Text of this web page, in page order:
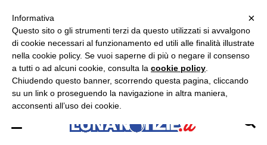
ASCOLTA RADIO LUNA
×
×
Informativa
Questo sito o gli strumenti terzi da questo utilizzati si avvalgono
di cookie necessari al funzionamento ed utili alle finalità illustrate
nella cookie policy. Se vuoi saperne di più o negare il consenso
a tutti o ad alcuni cookie, consulta la cookie policy
Chiudendo questo banner, scorrendo questa pagina, cliccando
su un link o proseguendo la navigazione in altra maniera,
acconsenti all’uso dei cookie.